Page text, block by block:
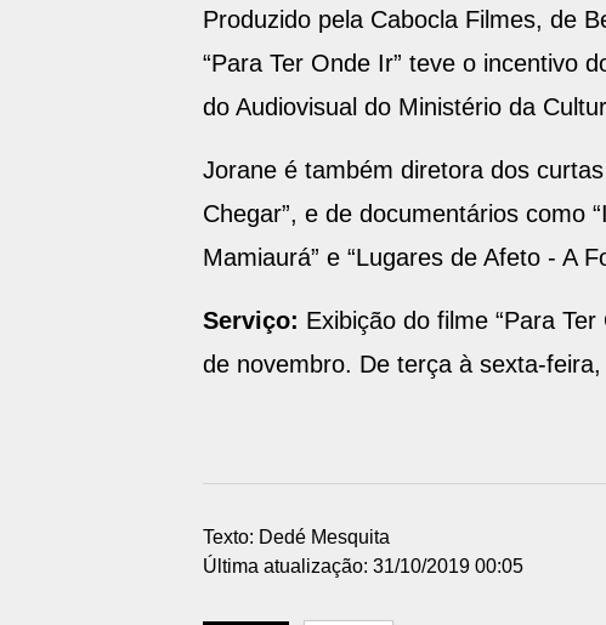
Produzido pela Cabocla Filmes, de
“Para Ter Onde Ir” teve o incentivo
do Audiovisual do Ministério da
Jorane é também diretora dos curtas
Chegar”, e de documentários como
Mamiaurá” e “Lugares de Afeto - A
Serviço: Exibição do filme “Para
de novembro. De terça à sexta-
Texto: Dedé Mesquita
Última atualização: 31/10/2019 00:05